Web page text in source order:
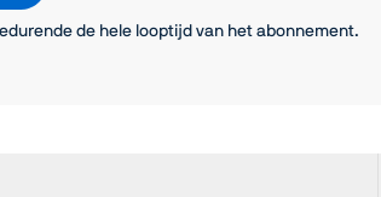
de hele looptijd van het abonnement.